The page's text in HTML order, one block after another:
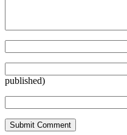
published)